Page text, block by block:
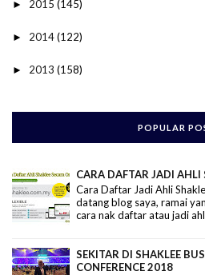
► 2015 (145)
► 2014(122)
► 2013 (158)
POPULAR
CARA DAFTAR JADI AHLI
Cara Daftar Jadi Ahli
datang blog saya, ramai
cara nak daftar atau jadi
SEKITAR DI SHAKLEE
CONFERENCE 2018